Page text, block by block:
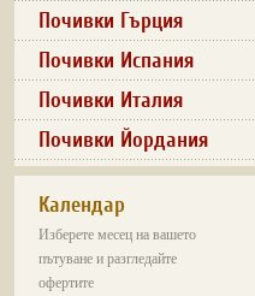
Почивки Гърция
Почивки Испания
Почивки Италия
Почивки Йордания
Календар
Изберете месец на вашето
пътуване и разгледайте
офертите